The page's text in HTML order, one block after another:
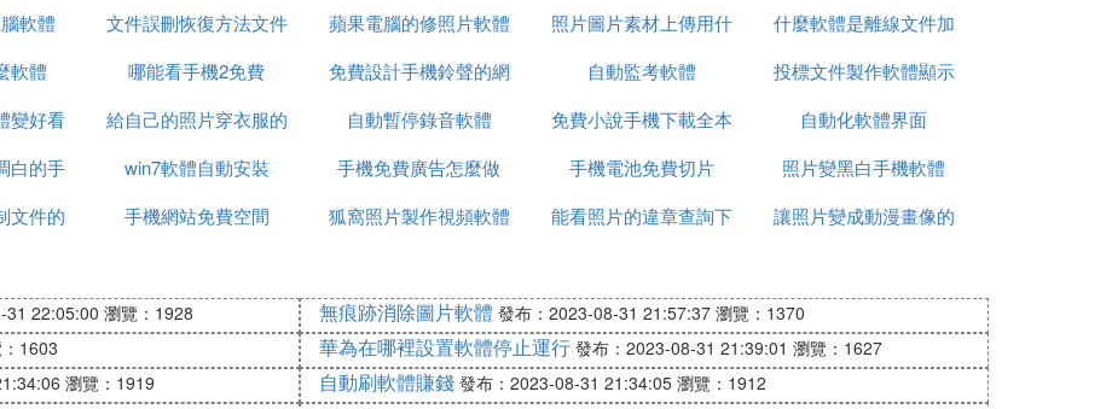
軟體
文件誤刪恢復方法文件
恢復軟體
蘋果電腦的修照片軟體
照片圖片素材上傳用什
麼軟體
什麼軟體是離線文件加
密
軟體 哪能看手機2免費
免費設計手機鈴聲的網
站
自動監考軟體
投標文件製作軟體顯示
內容不全
變好看
給自己的照片穿衣服的
軟體
自動暫停錄音軟體 免費小說手機下載全本
自動化軟體界面
白的手
win7軟體自動安裝 手機免費廣告怎麼做 手機電池免費切片
照片變黑白手機軟體
文件的
手機網站免費空間 狐窩照片製作視頻軟體
能看照片的違章查詢下
讓照片變成動漫畫像的
31 22:05:00 瀏覽：1928 無痕跡消除圖片軟體 發布：2023-08-31 21:57:37 瀏覽：1370
1603 華為在哪裡設置軟體停止運行 發布：2023-08-31 21:39:01 瀏覽：1627
瀏覽：1919 自動刷軟體賺錢 發布：2023-08-31 21:34:05 瀏覽：1912